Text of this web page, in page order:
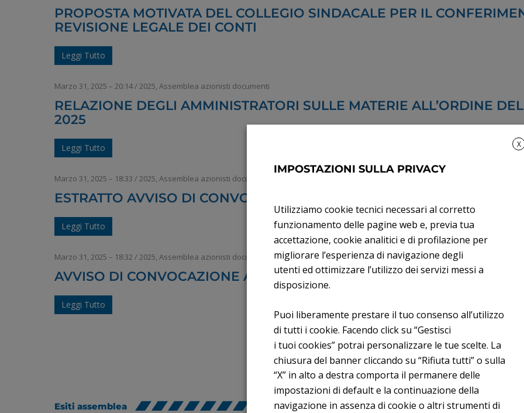
PROPOSTA MOTIVATA DEL COLLEGIO SINDACALE PER IL
REVISIONE LEGALE DEI CONTI
Leggi Tutto
Marzo 31, 2025 – 20:14/2025, Assemblea azionisti documenti
RELAZIONE DEGLI AMMINISTRATORI SULLE MATERIE ALL’ORDINE
2025
Leggi Tutto
Marzo 31, 2025 – 18:33 /2025, Assemblea azionisti documenti
ESTRATTO AVVISO DI CONVOCAZIONE ASSEMBLEA ORDINARIA 2025
Leggi Tutto
Marzo 31, 2025 – 18:32 /2025, Assemblea azionisti documenti
AVVISO DI CONVOCAZIONE ASSEMBLEA ORDINARIA 2025 –
Leggi Tutto
Esiti assemblea
X
IMPOSTAZIONI SULLA PRIVACY
Utilizziamo cookie tecnici necessari al corretto
funzionamento delle pagine web e, previa tua
accettazione, cookie analitici e di profilazione per
migliorare l’esperienza di navigazione degli
utenti ed ottimizzare l’utilizzo dei servizi messi a
disposizione.
Puoi liberamente prestare il tuo consenso all’utilizzo
di tutti i cookie. Facendo click su “Gestisci
i tuoi cookies” potrai personalizzare le tue scelte. La
chiusura del banner cliccando su “Rifiuta tutti” o sulla
“X” in alto a destra comporta il permanere delle
impostazioni di default e la continuazione della
navigazione in assenza di cookie o altri strumenti di